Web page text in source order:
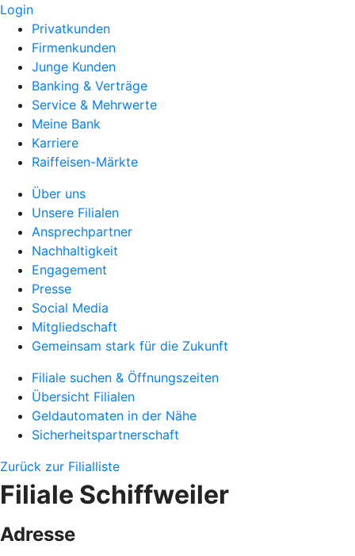
Login
Privatkunden
Firmenkunden
Junge Kunden
Banking & Verträge
Service & Mehrwerte
Meine Bank
Karriere
Raiffeisen-Märkte
Über uns
Unsere Filialen
Ansprechpartner
Nachhaltigkeit
Engagement
Presse
Social Media
Mitgliedschaft
Gemeinsam stark für die Zukunft
Filiale suchen & Öffnungszeiten
Übersicht Filialen
Geldautomaten in der Nähe
Sicherheitspartnerschaft
Zurück zur Filialliste
Filiale Schiffweiler
Adresse